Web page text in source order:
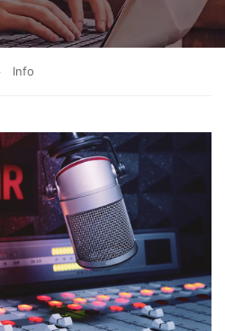
Info